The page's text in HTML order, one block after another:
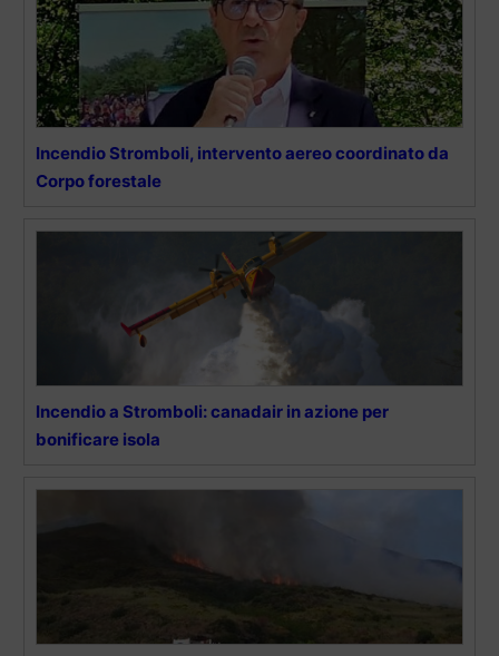
Incendio Stromboli, intervento aereo coordinato da
Corpo forestale
Incendio a Stromboli: canadair in azione per
bonificare isola